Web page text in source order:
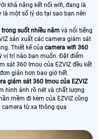
khả năng kết nối wifi, đang là
là một số lý do tại sao bạn nên
trong suốt nhiều năm và nổi tiếng
sản xuất các camera giám sát
Thiết kế của camera wifi 360
vị trí nào bạn muốn. Đặt điểm
sát 360 Imou của EZVIZ đều kết
giản hơn bao giờ hết.
giám sát 360 Imou của EZVIZ
hình ảnh rõ nét và chất lượng
mềm đi kèm của EZVIZ cũng
camera từ xa thông qua